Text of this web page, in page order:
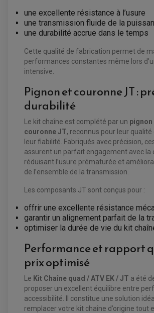
FREINAGE
ACCESSOIRE + VISSERIE FREINAGE
DISQUE DE FREIN
KIT DURITE DE FREIN
KIT DURITE D'EMBRAYAGE MOTO
KIT RÉPARATION ÉTRIER DE FREIN
KIT RÉPARATION MAÎTRE CYLINDRE
MAÎTRE CYLINDRE
HUILE ET PRODUIT D'ENTRETIEN
PRODUIT D'ENTRETIEN
PARTIE CYCLE
ARAIGNÉE / SUPPORT CARÉNAGE
BULLE / PARE-BRISE
CABLE D'EMBRAYAGE
KIT STREET BIKE
LEVIER DE FREIN
LEVIER D'EMBRAYAGE
OPTIQUE TYPE ORIGINE
PÉDALE DE FREIN
REPOSE PIED TYPE ORIGINE
RETROVISEUR MOTO TYPE ORIGINE
PRODUIT ENTRETIEN
FILTRE A AIR
FILTRE A HUILE
BOUGIE SCOOTER
FILTRE A AIR K&N
HUILE ET LUBRIFIANTS
HUILE SCOOTER
PRODUIT D'ENTRETIEN SCOOTER
PARTIE CYCLE
BULLE / PARE-BRISE
LEVIER DE FREIN
RÉTROVISEUR TYPE ORIGINE
PIÈCE MOTEUR
GALET DE VARIATEUR
EQUIPEMENT FREINAGE QUAD /
KIT DURITE DE FREIN QUAD
KIT REPARATION MAÎTRE CYLINDRE QUAD
PLAQUETTES DE FREIN QUAD / SSV
HUILE ET PRODUIT
HUILE POUR QUAD
PRODUIT D'ENTRETIEN QUAD
JANTES / ACCESSOIRES QUAD
CHAÎNE A NEIGE QUAD-SSV
CHAÎNES A NEIGE
CHAMBRE A AIR QUAD ET SSV
CLOUS / CRAMPON VISSABLE
ÉLARGISSEURES DE VOIES QUAD
JANTES QUAD ET SSV
MOUSSE
CHAMBRE À AIR
ENDURO
ACCESSOIRES FREINAGE
DISQUE DE FREIN AVANT
PLAQUETTE DE FREIN
KIT RÉPARATION PÉDALE DE FREIN
KIT RÉPARATION MAÎTRE CYLINDRE
KIT RÉPARATION ÉTRIER DE FREIN
ROULEMENT MOTO CROSS ET
ROULEMENT D'AMORTISSEUR
ROULEMENT COLONNE DE DIRECTION
ROULEMENT BRAS OSCILLANT
une excellente résistance à l’usure
une transmission fluide de la
une durabilité accrue dans le temps
Cette qualité de fabrication permet de
performances constantes même lors
intensive.
Pignon et couronne JT :
durabilité
Le kit chaîne est complété par un pignon
couronne JT, reconnus pour leur qualité
leur fiabilité. Fabriqués avec précision,
assurent un parfait engagement avec la
réduisant l’usure prématurée et
de l’ensemble de la transmission.
Les composants JT sont conçus pour :
offrir une excellente résistance
garantir un alignement parfait de la
optimiser la durée de vie du kit
Performance et rapport
prix optimisé
Le Kit Chaîne quad / ATV EK / JT a été
proposer un excellent équilibre entre
accessibilité. Il constitue une solution
remplacer votre kit chaîne d’origine tout